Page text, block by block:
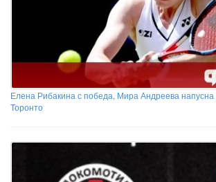
Елена Рибакина с победа, Мира Андреева напусна
Торонто